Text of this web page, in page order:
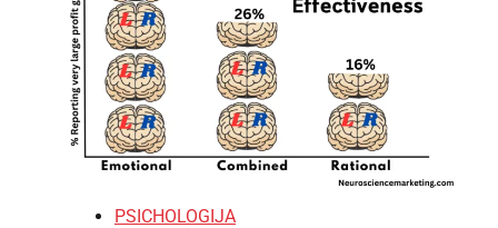
PSICHOLOGIJA